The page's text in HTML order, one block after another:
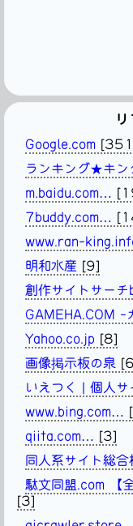
Google.com
ランキング★キン
m.baidu.com…
7buddy.com…
www.ran-
明和水産 [9]
創作サイトサー
GAMEHA.COM -
Yahoo.co.jp [8]
画像掲示板の泉
いえつく | 個人サ
www.bing.com…
qiita.com…
[3]
同人系サイト総
駄文同盟.com 【
[3]